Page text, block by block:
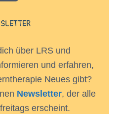
über LRS und
und erfahren,
Neues gibt?
Newsletter, der alle
erscheint.